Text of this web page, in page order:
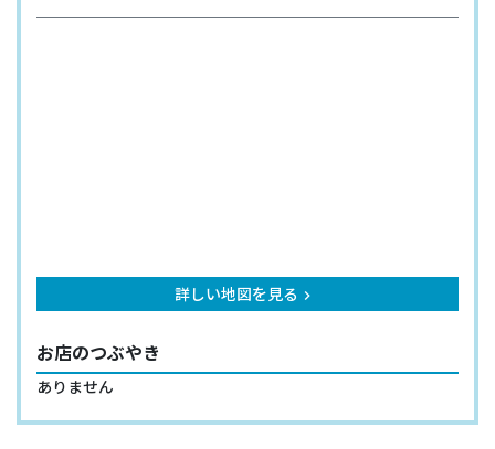
詳しい地図を見る keyboard_arrow_right
お店のつぶやき
ありません